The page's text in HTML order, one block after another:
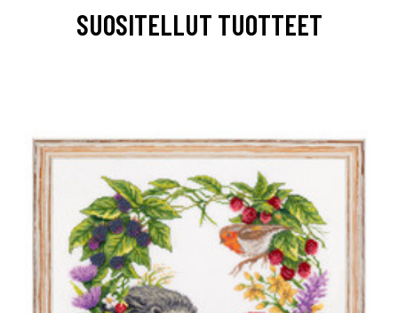
SUOSITELLUT TUOTTEET